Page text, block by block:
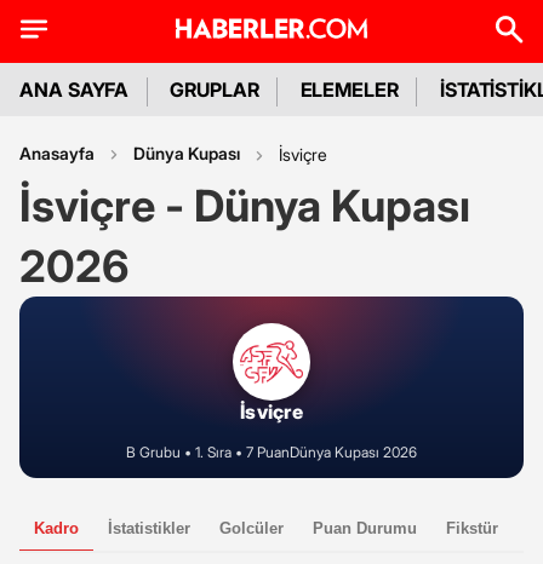
ANA SAYFA GRUPLAR ELEMELER
Anasayfa Dünya Kupası İsviçre
İsviçre - Dünya Kupası
2026
İsviçre
B Grubu • 1. Sıra • 7 PuanDünya Kupası 2026
Kadro İstatistikler Golcüler Puan Durumu Fikstür